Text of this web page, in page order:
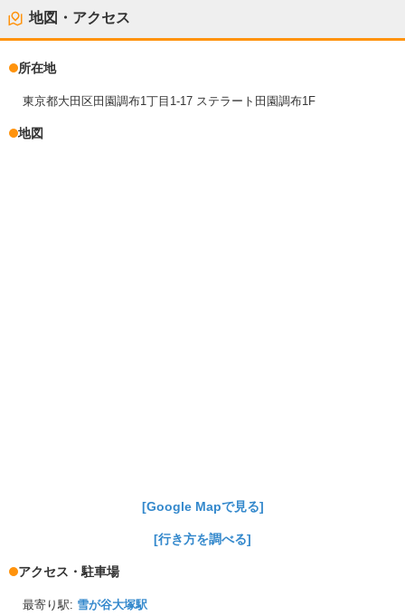
地図・アクセス
所在地
東京都大田区田園調布1丁目1-17 ステラート田園調布1F
地図
[Google Mapで見る]
[行き方を調べる]
アクセス・駐車場
最寄り駅: 雪が谷大塚駅